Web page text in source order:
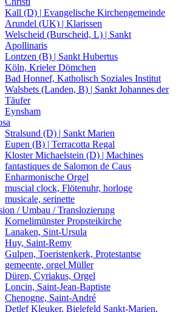
Kall (D) | Evangelische Kirchengemeinde
Arundel (UK) | Klarissen
Welscheid (Burscheid, L) | Sankt
Apollinaris
Lontzen (B) | Sankt Hubertus
Köln, Krieler Dömchen
Bad Honnef, Katholisch Soziales Institut
Walsbets (Landen, B) | Sankt Johannes der
Täufer
Eynsham
Stralsund (D) | Sankt Marien
Eupen (B) | Terracotta Regal
Kloster Michaelstein (D) | Machines
fantastiques de Salomon de Caus
Enharmonische Orgel
muscial clock, Flötenuhr, horloge
musicale, serinette
/ Umbau / Translozierung
Kornelimünster Propsteikirche
Lanaken, Sint-Ursula
Huy, Saint-Remy
Gulpen, Toeristenkerk, Protestantse
gemeente, orgel Müller
Düren, Cyriakus, Orgel
Loncin, Saint-Jean-Baptiste
Chenogne, Saint-André
Detlef Kleuker, Bielefeld Sankt-Marien,